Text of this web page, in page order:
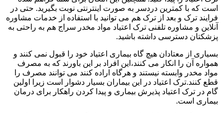
است که با کمترین دردسر به صورت اینترنتی نوبت بگیرید. حتی در
فرایند ترک و بعد از ترک هم می توانید با استفاده از خدمات مشاوره
آنلاین و مشاوره تلفنی ترک اعتیاد مواد مخدر سراج هم به راحتی به
پزشکتان دسترسی داشته باشید.
بسیاری از معتادان هیچ گاه بیماری اعتیاد خود را قبول نمی کنند و
همواره آن را انکار می کنند،این افراد بر این باورند که به مصرف
مواد مخدر وابسته نیستند و هرگاه اراده کنند می توانند مصرف را
قطع کنند.ترک اعتیاد در این بیماران بسیار دشوار است زیرا اولین
گام در ترک اعتیاد پذیرش بیماری و پیدا کردن راهکار برای درمان
بیماری است.